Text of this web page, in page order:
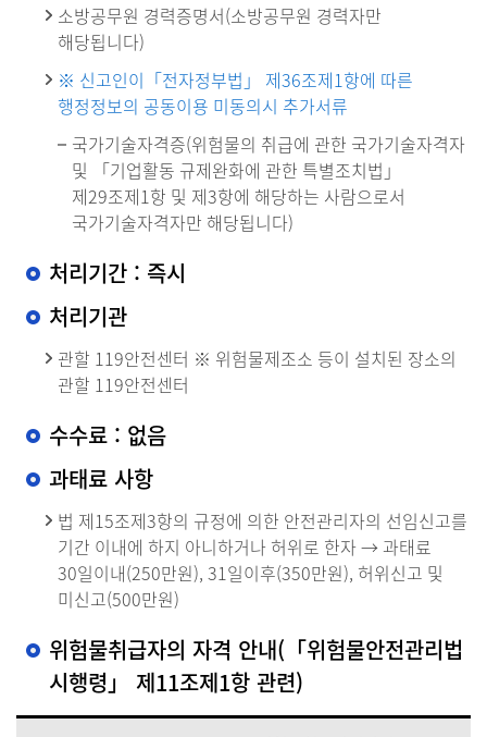
소방공무원 경력증명서(소방공무원 경력자만
해당됩니다)
※ 신고인이「전자정부법」 제36조제1항에 따른
행정정보의 공동이용 미동의시 추가서류
국가기술자격증(위험물의 취급에 관한 국가기술자격자
및 「기업활동 규제완화에 관한 특별조치법」
제29조제1항 및 제3항에 해당하는 사람으로서
국가기술자격자만 해당됩니다)
처리기간 : 즉시
처리기관
관할 119안전센터 ※ 위험물제조소 등이 설치된 장소의
관할 119안전센터
수수료 : 없음
과태료 사항
법 제15조제3항의 규정에 의한 안전관리자의 선임신고를
기간 이내에 하지 아니하거나 허위로 한자 → 과태료
30일이내(250만원), 31일이후(350만원), 허위신고 및
미신고(500만원)
위험물취급자의 자격 안내(「위험물안전관리법
시행령」 제11조제1항 관련)